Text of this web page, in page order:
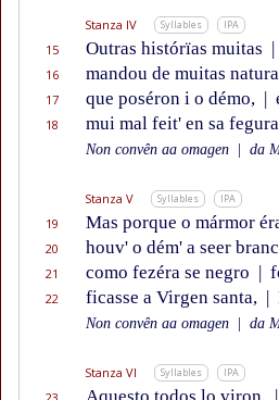
Stanza IV Syllables IPA
15 Outras histórïas muitas |
16 mandou de muitas
17 que poséron i o démo, |
18 mui mal feit' en sa
Non convên aa omagen da
Stanza V Syllables IPA
19 Mas porque o mármor
20 houv' o dém' a seer
21 como fezéra se negro |
22 ficasse a Virgen santa, |
Non convên aa omagen da
Stanza VI Syllables IPA